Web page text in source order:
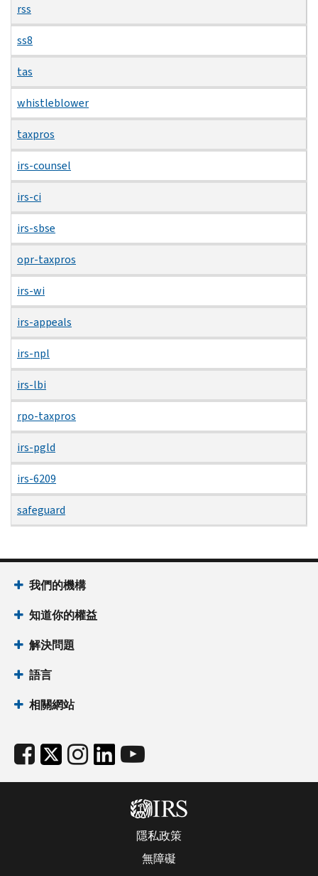
rss
ss8
tas
whistleblower
taxpros
irs-counsel
irs-ci
irs-sbse
opr-taxpros
irs-wi
irs-appeals
irs-npl
irs-lbi
rpo-taxpros
irs-pgld
irs-6209
safeguard
我們的機構
知道你的權益
解決問題
語言
相關網站
隱私政策
無障礙